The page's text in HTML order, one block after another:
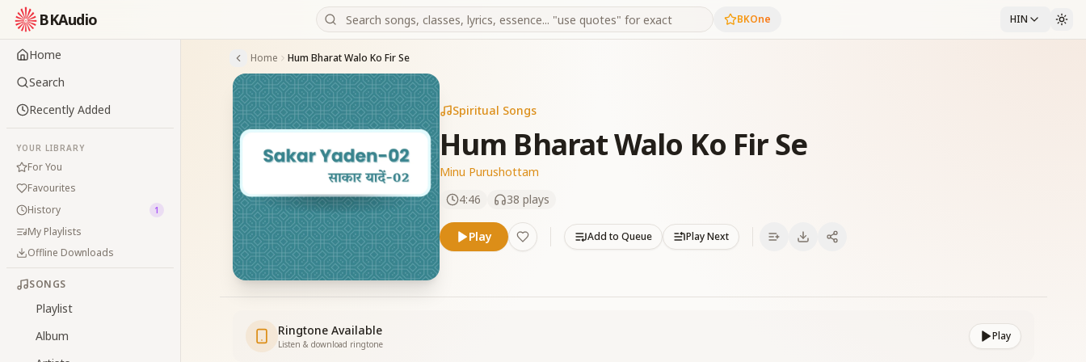
BKAudio BKOne HIN
Home
Search
Recently Added
YOUR LIBRARY
For You
Favourites
History
1
My Playlists
Offline Downloads
SONGS
Playlist
Album
Home Hum Bharat Walo Ko Fir Se
Spiritual Songs
Hum Bharat Walo Ko Fir Se
Minu Purushottam
4:46
38 plays
Play Add to Queue Play Next
Ringtone Available
Listen & download ringtone
Play